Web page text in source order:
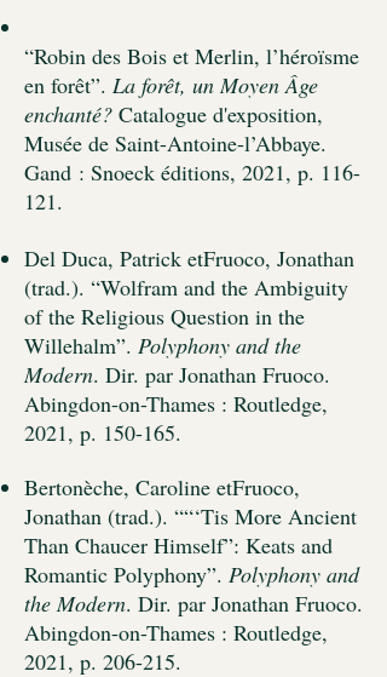
​“Robin des Bois et Merlin, l’héroïsme
en forêt”. La forêt, un Moyen Âge
enchanté? Catalogue d'exposition,
Musée de Saint-Antoine-l’Abbaye.
Gand : Snoeck éditions, 2021, p. 116-
121.
Del Duca, Patrick etFruoco, Jonathan
(trad.). “Wolfram and the Ambiguity
of the Religious Question in the
Willehalm”. Polyphony and the
Modern. Dir. par Jonathan Fruoco.
Abingdon-on-Thames : Routledge,
2021, p. 150-165.
Bertonèche, Caroline etFruoco,
Jonathan (trad.). ““‘Tis More Ancient
Than Chaucer Himself”: Keats and
Romantic Polyphony”. Polyphony and
the Modern. Dir. par Jonathan Fruoco.
Abingdon-on-Thames : Routledge,
2021, p. 206-215.